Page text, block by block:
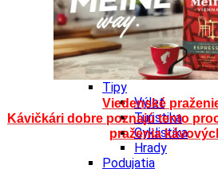
Kúpele
Šport a agroturistika
Školstvo
Ekonomika obchod
Banskobystrický kraj
Tipy
Výlet
Turistika
Cyklistika
Hrady
Podujatia
Viedenské
Kávičkári dobre poznajú tento
praženia